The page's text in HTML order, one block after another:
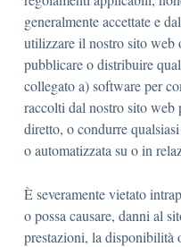
generalmente accettate e
utilizzare il nostro sito web
pubblicare o distribuire
collegato a) software per
raccolti dal nostro sito web
diretto, o condurre
o automatizzata su o in
È severamente vietato
o possa causare, danni al
prestazioni, la disponibilità